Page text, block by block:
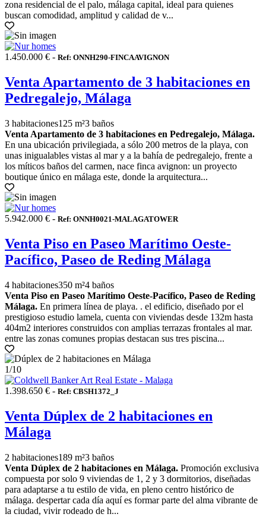
zona residencial de el palo, málaga capital, ideal para quienes
buscan comodidad, amplitud y calidad de v...
1.450.000 € - Ref: ONNH290-FINCAAVIGNON
Venta Apartamento de 3 habitaciones en
Pedregalejo, Málaga
3 habitaciones125 m²3 baños
Venta Apartamento de 3 habitaciones en Pedregalejo, Málaga.
En una ubicación privilegiada, a sólo 200 metros de la playa, con
unas inigualables vistas al mar y a la bahía de pedregalejo, frente a
los míticos baños del carmen, nace finca avignon: un proyecto
boutique único en málaga este, donde la arquitectura...
5.942.000 € - Ref: ONNH0021-MALAGATOWER
Venta Piso en Paseo Marítimo Oeste-
Pacífico, Paseo de Reding Málaga
4 habitaciones350 m²4 baños
Venta Piso en Paseo Marítimo Oeste-Pacífico, Paseo de Reding
Málaga. En primera línea de playa. . el edificio, diseñado por el
prestigioso estudio lamela, cuenta con viviendas desde 132m hasta
404m2 interiores construidos con amplias terrazas frontales al mar.
entre las zonas comunes propias destacan sus tres piscina...
1/10
1.398.650 € - Ref: CBSH1372_J
Venta Dúplex de 2 habitaciones en
Málaga
2 habitaciones189 m²3 baños
Venta Dúplex de 2 habitaciones en Málaga. Promoción exclusiva
compuesta por solo 9 viviendas de 1, 2 y 3 dormitorios, diseñadas
para adaptarse a tu estilo de vida, en pleno centro histórico de
málaga. despertar cada día aquí es formar parte del alma vibrante de
la ciudad, vivir rodeado de h...